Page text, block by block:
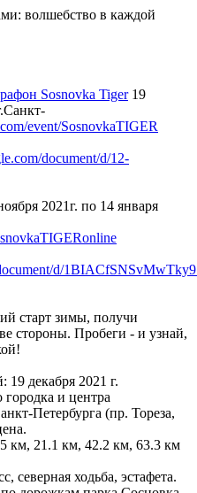
волшебство в каждой
Sosnovka Tiger19
event/SosnovkaTIGER
document/d/12-
2021г. по 14 января
d/
старт зимы, получи
стороны. Пробеги - и узнай,
19 декабря 2021 г.
и центра
Петербурга (пр. Тореза,
км, 21.1 км, 42.2 км, 63.3 км
северная ходьба, эстафета.